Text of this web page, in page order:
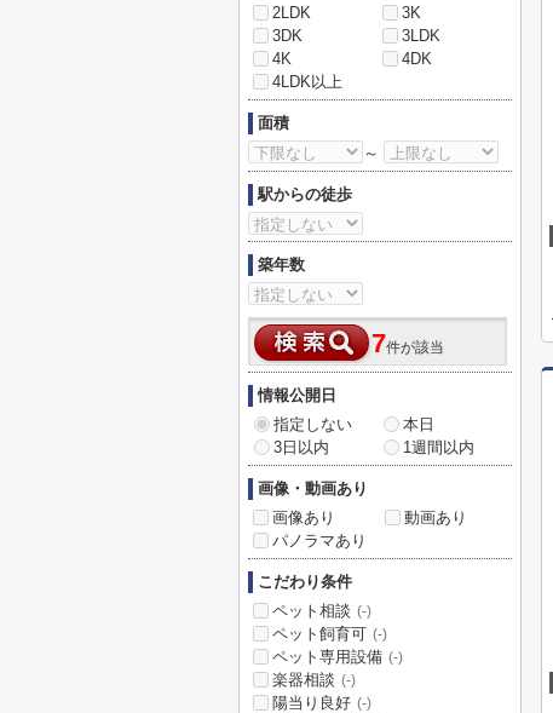
2LDK
3K
3DK
3LDK
4K
4DK
4LDK以上
面積
～
駅からの徒歩
築年数
7件が該当
情報公開日
指定しない
本日
3日以内
1週間以内
画像・動画あり
画像あり
動画あり
パノラマあり
こだわり条件
ペット相談 (-)
ペット飼育可 (-)
ペット専用設備 (-)
楽器相談 (-)
陽当り良好 (-)